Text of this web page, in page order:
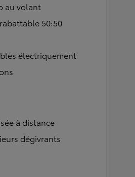
au volant
50:50
électriquement
à distance
dégivrants